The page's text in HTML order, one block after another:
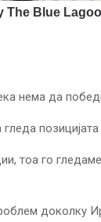
нема да
позицијата
тоа го
доколку